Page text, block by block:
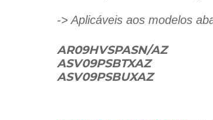
-> Aplicáveis aos modelos
AR09HVSPASN/AZ
ASV09PSBTXAZ
ASV09PSBUXAZ